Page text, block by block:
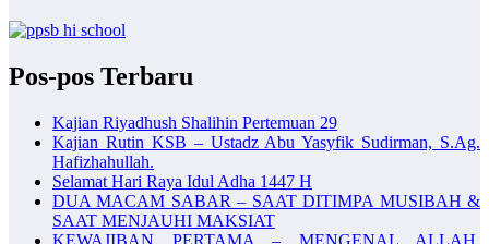
Pos-pos Terbaru
Kajian Riyadhush Shalihin Pertemuan 29
Kajian Rutin KSB – Ustadz Abu Yasyfik Sudirman, S.Ag.
Hafizhahullah.
Selamat Hari Raya Idul Adha 1447 H
DUA MACAM SABAR – SAAT DITIMPA MUSIBAH &
SAAT MENJAUHI MAKSIAT